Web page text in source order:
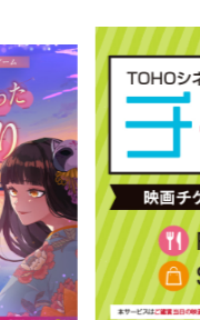
ニュース
レストラン・カフェ
TAX FREE
PARCOメンバーズ
JP
한국어
ภาษาไทย
日本語